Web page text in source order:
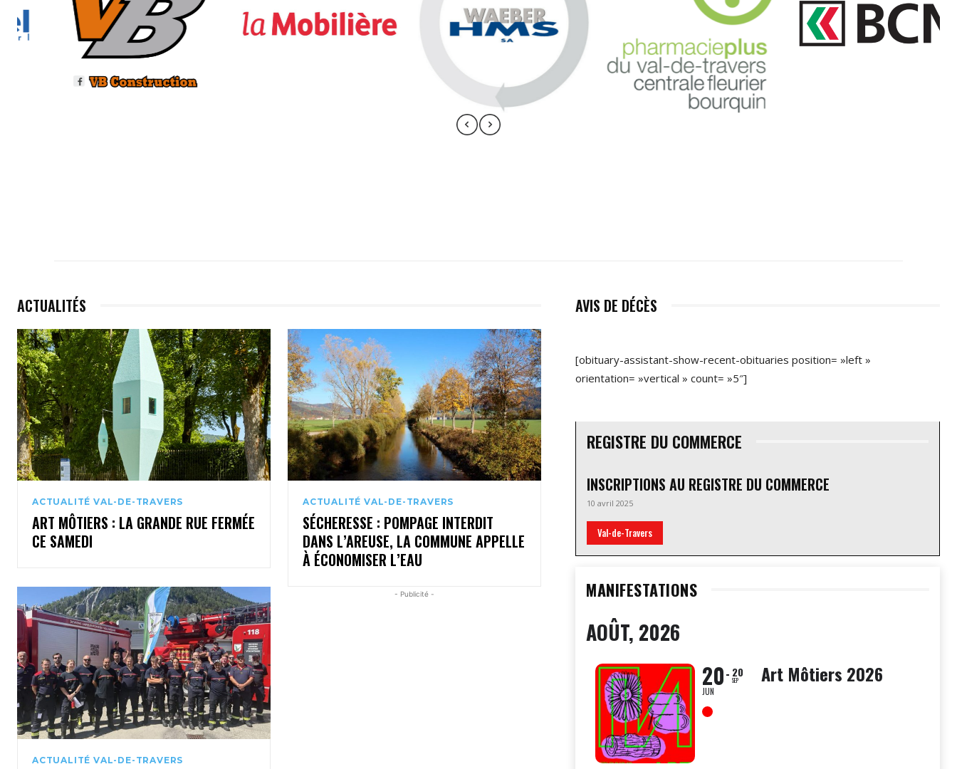
ACTUALITÉS
ACTUALITÉ VAL-DE-TRAVERS
ART MÔTIERS : LA GRANDE RUE FERMÉE
CE SAMEDI
ACTUALITÉ VAL-DE-TRAVERS
SÉCHERESSE : POMPAGE INTERDIT
DANS L’AREUSE, LA COMMUNE APPELLE
À ÉCONOMISER L’EAU
ACTUALITÉ VAL-DE-TRAVERS
- Publicité -
AVIS DE DÉCÈS
[obituary-assistant-show-recent-obituaries position= »left »
orientation= »vertical » count= »5″]
REGISTRE DU COMMERCE
INSCRIPTIONS AU REGISTRE DU COMMERCE
10 avril 2025
Val-de-Travers
MANIFESTATIONS
AOÛT, 2026
20
JUN
20
SEP Art Môtiers 2026